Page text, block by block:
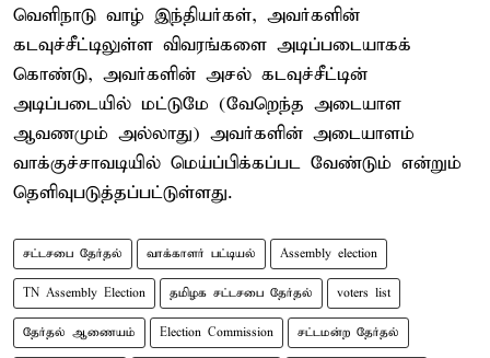
வெளிநாடு வாழ் இந்தியர்கள், அவர்களின்
கடவுச்சீட்டிலுள்ள விவரங்களை அடிப்படையாகக்
கொண்டு, அவர்களின் அசல் கடவுச்சீட்டின்
அடிப்படையில் மட்டுமே (வேறெந்த அடையாள
ஆவணமும் அல்லாது) அவர்களின் அடையாளம்
வாக்குச்சாவடியில் மெய்ப்பிக்கப்பட வேண்டும் என்றும்
தெளிவுபடுத்தப்பட்டுள்ளது.
சட்டசபை தேர்தல் வாக்காளர் பட்டியல் Assembly election
TN Assembly Election தமிழக சட்டசபை தேர்தல் voters list
தேர்தல் ஆணையம் Election Commission சட்டமன்ற தேர்தல்